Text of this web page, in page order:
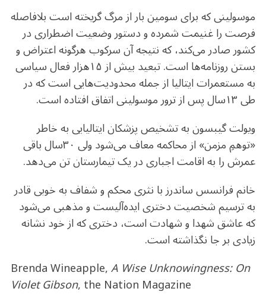
موسولینی که برای سومین بار از مرگ گریخته است بلافاصله
فرصت را غنیمت شمرده و دستور وضعیت اضطراری در
کشور صادر می‌کند، که نتیجه آن سرکوب هرگونه اعتراض و
بستن روزنامه‌ها است. تبعید بیش از ۱۵هزار فعال سیاسی
به مستعمرات ایتالیا از جمله محدودیت‌هایی است که در
طی ۱۳سال پس از ترور موسولینی اتفاق افتاده است.
ویولت گیبسون به تشخیص پزشکان ایتالیایی به خاطر
«توهمِ مزمن» از محاکمه معاف می‌شود ولی ۳۰سال باقی
عمرش را به اقامت اجباری در یک تیمارستان تن می‌دهد.
خانم فرانسس ساندرز با نثری محکم و شفاف به خوبی قادر
به ترسیم شخصیت دختری ایده‌آلیست و مذهبی می‌شود
که عاشق شهدا و شهادت است، دختری که از خود نشانه
زیادی بر جا نگذاشته است.
Brenda Wineapple,A Wise Unknowingness: On
Violet Gibson, the Nation Magazine